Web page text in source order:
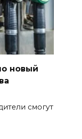
новый
смогут